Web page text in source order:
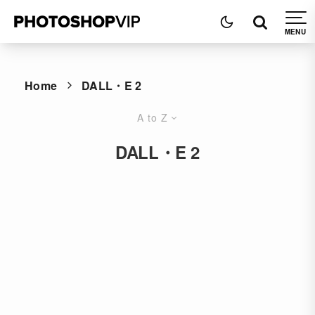
Home DALL・E 2
A to Z
DALL・E 2